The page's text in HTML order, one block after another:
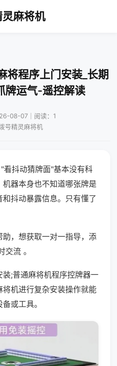
麻将机
将程序上门安装_长期
牌运气-遥控解读
08-07｜阅读：1
号精灵麻将机
看抖动猜牌面"基本没有科
器本身也不知道哪张牌是
抖动暴露信息。只有懂了
，想获取一对一指导，添
流 。
;普通麻将机程序控牌器一
机进行复杂安装操作就能
或工具。